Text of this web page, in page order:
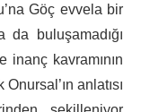
Göç evvela bir
buluşamadığı
inanç kavramının
anlatısı